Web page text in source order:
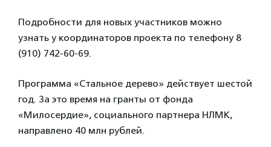
Подробности для новых участников можно
узнать у координаторов проекта по телефону 8
(910) 742-60-69.
Программа «Стальное дерево» действует шестой
год. За это время на гранты от фонда
«Милосердие», социального партнера НЛМК,
направлено 40 млн рублей.